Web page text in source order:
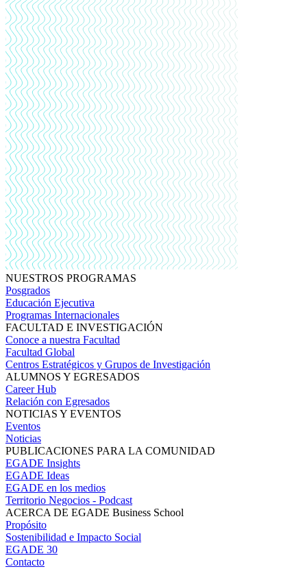
NUESTROS PROGRAMAS
Posgrados
Educación Ejecutiva
Programas Internacionales
FACULTAD E INVESTIGACIÓN
Conoce a nuestra Facultad
Facultad Global
Centros Estratégicos y Grupos de Investigación
ALUMNOS Y EGRESADOS
Career Hub
Relación con Egresados
NOTICIAS Y EVENTOS
Eventos
Noticias
PUBLICACIONES PARA LA COMUNIDAD
EGADE Insights
EGADE Ideas
EGADE en los medios
Territorio Negocios - Podcast
ACERCA DE EGADE Business School
Propósito
Sostenibilidad e Impacto Social
EGADE 30
Contacto